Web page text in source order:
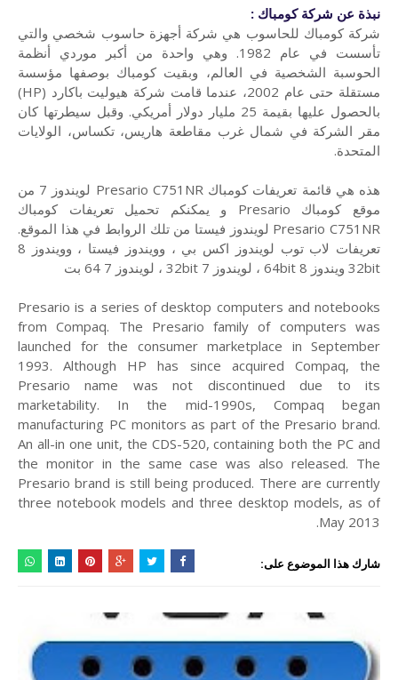
نبذة عن شركة كومباك :
شركة كومباك للحاسوب هي شركة أجهزة حاسوب شخصي والتي
تأسست في عام 1982. وهي واحدة من أكبر موردي أنظمة
الحوسبة الشخصية في العالم، وبقيت كومباك بوصفها مؤسسة
مستقلة حتى عام 2002، عندما قامت شركة هيوليت باكارد (HP)
بالحصول عليها بقيمة 25 مليار دولار أمريكي. وقبل سيطرتها كان
مقر الشركة في شمال غرب مقاطعة هاريس، تكساس، الولايات
المتحدة.
هذه هي قائمة تعريفات كومباك Presario C751NR لويندوز 7 من
موقع كومباك Presario و يمكنكم تحميل تعريفات كومباك
Presario C751NR لويندوز فيستا من تلك الروابط في هذا الموقع.
تعريفات لاب توب لويندوز اكس بي ، وويندوز فيستا ، وويندوز 8
32bit ويندوز 8 64bit ، لويندوز 7 32bit ، لويندوز 7 64 بت
Presario is a series of desktop computers and notebooks
from Compaq. The Presario family of computers was
launched for the consumer marketplace in September
1993. Although HP has since acquired Compaq, the
Presario name was not discontinued due to its
marketability. In the mid-1990s, Compaq began
manufacturing PC monitors as part of the Presario brand.
An all-in one unit, the CDS-520, containing both the PC and
the monitor in the same case was also released. The
Presario brand is still being produced. There are currently
three notebook models and three desktop models, as of
May 2013.
شارك هذا الموضوع على: